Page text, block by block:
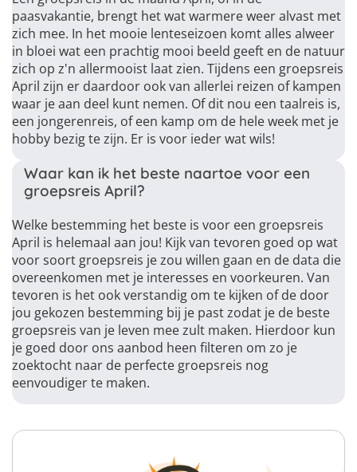
paasvakantie, brengt het wat warmere weer alvast met
zich mee. In het mooie lenteseizoen komt alles alweer
in bloei wat een prachtig mooi beeld geeft en de natuur
zich op z'n allermooist laat zien. Tijdens een groepsreis
April zijn er daardoor ook van allerlei reizen of kampen
waar je aan deel kunt nemen. Of dit nou een taalreis is,
een jongerenreis, of een kamp om de hele week met je
hobby bezig te zijn. Er is voor ieder wat wils!
Waar kan ik het beste naartoe voor een
groepsreis April?
Welke bestemming het beste is voor een groepsreis
April is helemaal aan jou! Kijk van tevoren goed op wat
voor soort groepsreis je zou willen gaan en de data die
overeenkomen met je interesses en voorkeuren. Van
tevoren is het ook verstandig om te kijken of de door
jou gekozen bestemming bij je past zodat je de beste
groepsreis van je leven mee zult maken. Hierdoor kun
je goed door ons aanbod heen filteren om zo je
zoektocht naar de perfecte groepsreis nog
eenvoudiger te maken.